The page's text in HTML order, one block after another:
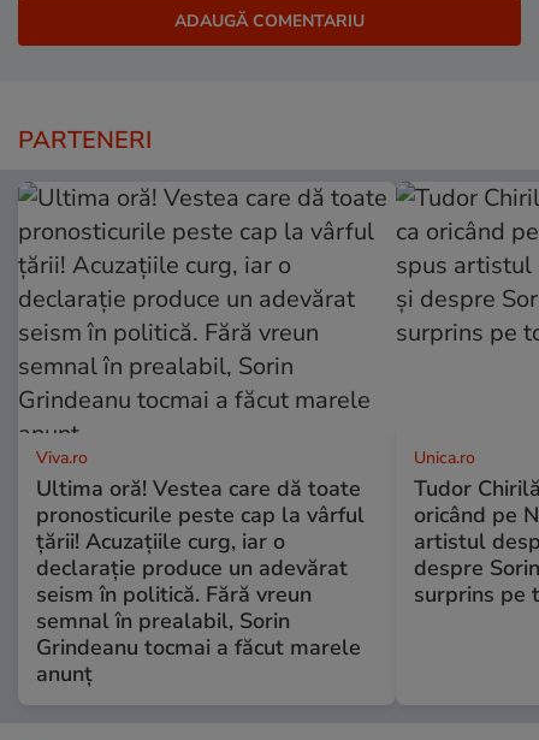
PARTENERI
Viva.ro
Ultima oră! Vestea care dă toate
pronosticurile peste cap la vârful
țării! Acuzațiile curg, iar o
declarație produce un adevărat
seism în politică. Fără vreun
semnal în prealabil, Sorin
Grindeanu tocmai a făcut marele
anunț
Unica.ro
Tudor
oricând pe
artistul
despre
surprins pe